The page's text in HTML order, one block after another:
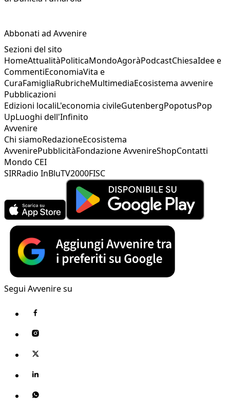
Abbonati ad Avvenire
Sezioni del sito
HomeAttualitàPoliticaMondoAgoràPodcastChiesaIdee e
CommentiEconomiaVita e
CuraFamigliaRubricheMultimediaEcosistema avvenire
Pubblicazioni
Edizioni localiL'economia civileGutenbergPopotusPop
UpLuoghi dell'Infinito
Avvenire
Chi siamoRedazioneEcosistema
AvvenirePubblicitàFondazione AvvenireShopContatti
Mondo CEI
SIRRadio InBluTV2000FISC
Segui Avvenire su